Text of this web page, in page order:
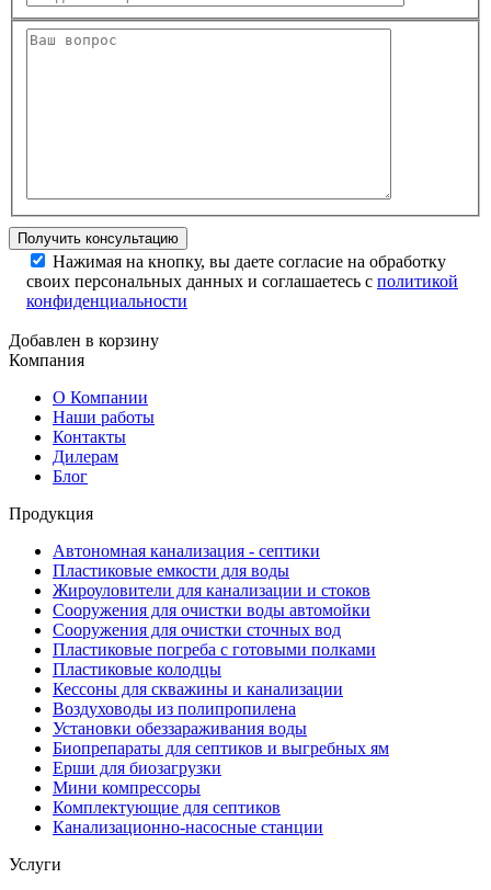
Нажимая на кнопку, вы даете согласие на обработку
своих персональных данных и соглашаетесь с политикой
конфиденциальности
Добавлен в корзину
Компания
О Компании
Наши работы
Контакты
Дилерам
Блог
Продукция
Автономная канализация - септики
Пластиковые емкости для воды
Жироуловители для канализации и стоков
Сооружения для очистки воды автомойки
Сооружения для очистки сточных вод
Пластиковые погреба с готовыми полками
Пластиковые колодцы
Кессоны для скважины и канализации
Воздуховоды из полипропилена
Установки обеззараживания воды
Биопрепараты для септиков и выгребных ям
Ерши для биозагрузки
Мини компрессоры
Комплектующие для септиков
Канализационно-насосные станции
Услуги